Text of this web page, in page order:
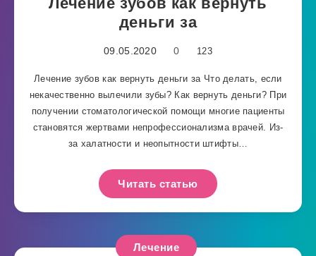
деньги за
09.05.2020 0 123
Лечение зубов как вернуть деньги за Что делать, если
некачественно вылечили зубы? Как вернуть деньги? При
получении стоматологической помощи многие пациенты
становятся жертвами непрофессионализма врачей. Из-
за халатности и неопытности штифты…
Читать статью
Лечение